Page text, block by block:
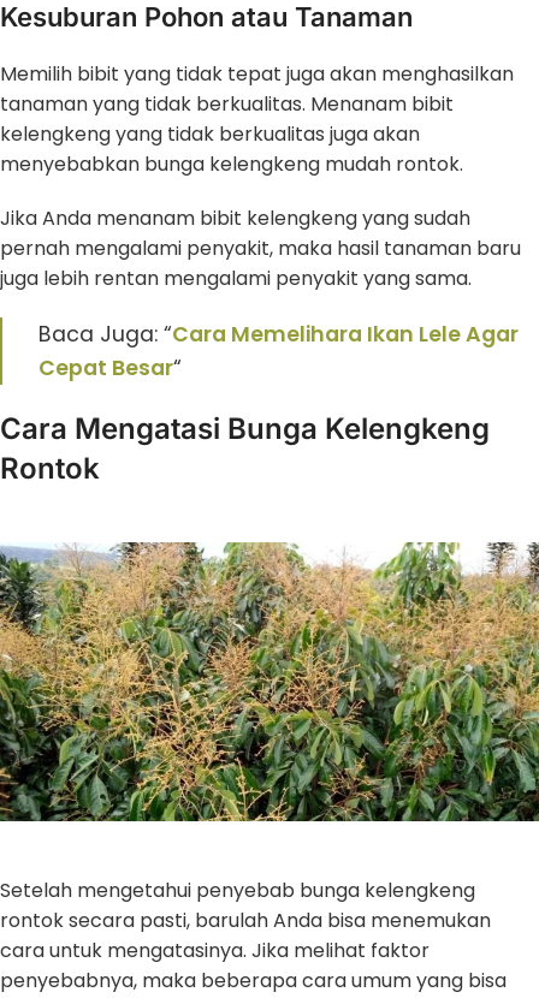
Kesuburan Pohon atau Tanaman
Memilih bibit yang tidak tepat juga akan menghasilkan
tanaman yang tidak berkualitas. Menanam bibit
kelengkeng yang tidak berkualitas juga akan
menyebabkan bunga kelengkeng mudah rontok.
Jika Anda menanam bibit kelengkeng yang sudah
pernah mengalami penyakit, maka hasil tanaman baru
juga lebih rentan mengalami penyakit yang sama.
Baca Juga: “Cara Memelihara Ikan Lele Agar
Cepat Besar“
Cara Mengatasi Bunga Kelengkeng
Rontok
Setelah mengetahui penyebab bunga kelengkeng
rontok secara pasti, barulah Anda bisa menemukan
cara untuk mengatasinya. Jika melihat faktor
penyebabnya, maka beberapa cara umum yang bisa